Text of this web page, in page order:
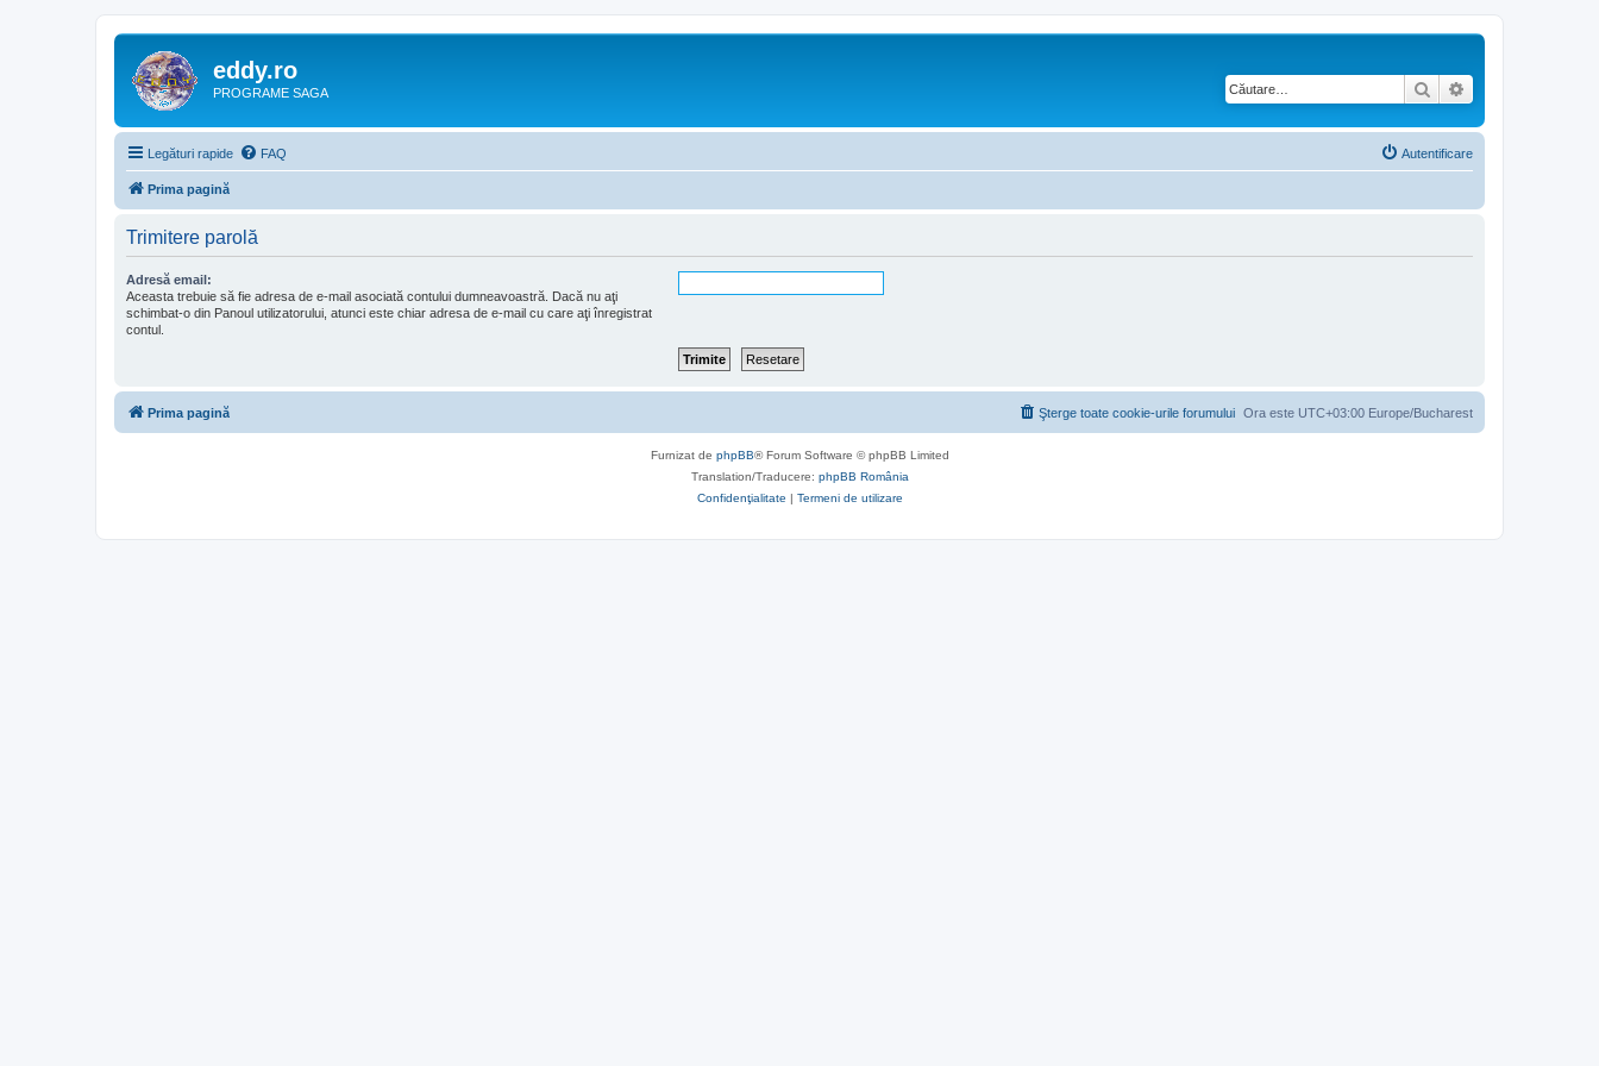
eddy.ro
PROGRAME SAGA Căutare
Legături rapide FAQ Autentificare
Prima pagină
Trimitere parolă
Adresă email:
Aceasta trebuie să fie adresa de e-mail asociată contului dumneavoastră. Dacă nu aţi
schimbat-o din Panoul utilizatorului, atunci este chiar adresa de e-mail cu care aţi înregistrat
contul.
Prima pagină Ora este UTC+03:00 Europe/Bucharest
Şterge toate cookie-urile forumului
Furnizat de phpBB® Forum Software © phpBB Limited
Translation/Traducere: phpBB România
Confidenţialitate | Termeni de utilizare